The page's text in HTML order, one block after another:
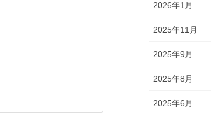
2026年1月
2025年11月
2025年9月
2025年8月
2025年6月